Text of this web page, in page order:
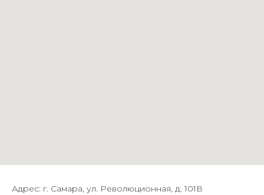
Адрес: г. Самара, ул. Революционная, д. 101В